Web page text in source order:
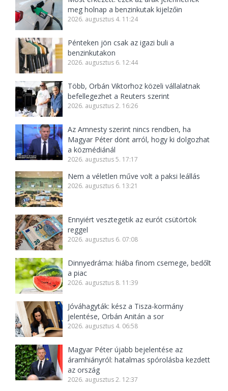
meg holnap a benzinkutak kijelzőin
2026. augusztus 4. 11:24
Pénteken jön csak az igazi buli a
benzinkutakon
2026. augusztus 6. 12:44
Több, Orbán Viktorhoz közeli vállalatnak
befellegezhet a Reuters szerint
2026. augusztus 2. 16:26
Az Amnesty szerint nincs rendben, ha
Magyar Péter dönt arról, hogy ki dolgozhat
a közmédiánál
2026. augusztus 5. 17:17
Nem a véletlen műve volt a paksi leállás
2026. augusztus 6. 13:21
Ennyiért vesztegetik az eurót csütörtök
reggel
2026. augusztus 6. 07:08
Dinnyedráma: hiába finom csemege, bedőlt
a piac
2026. augusztus 8. 11:39
Jóváhagyták: kész a Tisza-kormány
jelentése, Orbán Anitán a sor
2026. augusztus 4. 06:58
Magyar Péter újabb bejelentése az
áramhiányról: hatalmas spórolásba kezdett
az ország
2026. augusztus 2. 12:37